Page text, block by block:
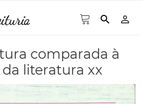
search person_outline
comparada à
literatura xx